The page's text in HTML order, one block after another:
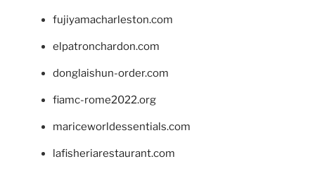
fujiyamacharleston.com
elpatronchardon.com
donglaishun-order.com
fiamc-rome2022.org
mariceworldessentials.com
lafisheriarestaurant.com